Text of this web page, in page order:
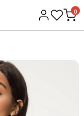
0
GÜVENLİ ALIŞVERİŞ